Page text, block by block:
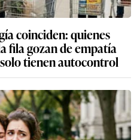
coinciden: quienes
fila gozan de empatía
tienen autocontrol